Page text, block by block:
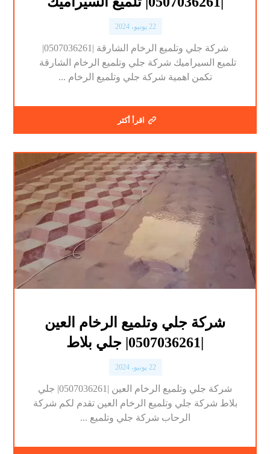
22 يونيو، 2024
شركة جلي وتلميع الرخام الشارقة |0507036261|
تلميع السيراميك شركة جلي وتلميع الرخام الشارقة
تكمن اهمية شركة جلي وتلميع الرخام ...
اقرأ أكثر
شركة جلي وتلميع الرخام العين
|0507036261| جلي بلاط
22 يونيو، 2024
شركة جلي وتلميع الرخام العين |0507036261| جلي
بلاط شركة جلي وتلميع الرخام العين تقدم لكم شركة
الرحاب شركة جلي وتلميع ...